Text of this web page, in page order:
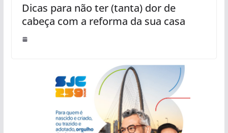
Dicas para não ter (tanta) dor de
cabeça com a reforma da sua casa